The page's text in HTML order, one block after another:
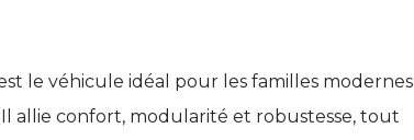
le véhicule idéal pour les familles modernes
Il allie confort, modularité et robustesse, tout